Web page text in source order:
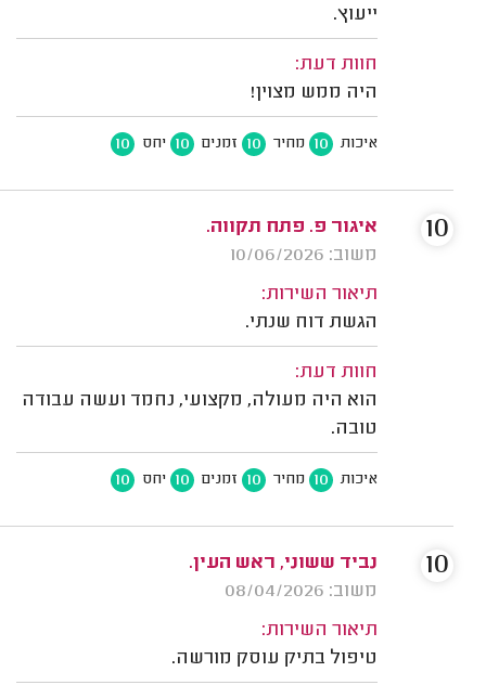
ייעוץ.
חוות דעת:
היה ממש מצוין!
איכות 10 מחיר 10 זמנים 10 יחס 10
איגור פ. פתח תקווה.
משוב: 10/06/2026
תיאור השירות:
הגשת דוח שנתי.
חוות דעת:
הוא היה מעולה, מקצועי, נחמד ועשה עבודה
טובה.
איכות 10 מחיר 10 זמנים 10 יחס 10
10
נביד ששוני, ראש העין.
משוב: 08/04/2026
תיאור השירות:
טיפול בתיק עוסק מורשה.
10